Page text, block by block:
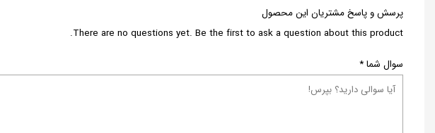
پرسش و پاسخ مشتریان این محصول
There are no questions yet. Be the first to ask a question about this product.
سوال شما*